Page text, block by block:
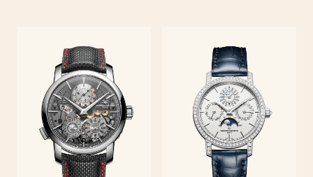
Traditionnelle传袭系列
Traditionnelle传袭系列延续了日内瓦制表艺术的伟大传统，这一传统凝聚
着江诗丹顿数个世纪以来的不懈追求。代代相传的精湛工艺在每一款时计
之中跃然而现，展现出精湛技术与卓越工艺。
探索系列